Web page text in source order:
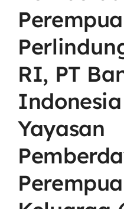
Layanan Publik
Publikasi
Informasi Lainnya
RI, PT
Yayasan